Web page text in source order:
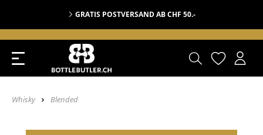
GRATIS POSTVERSAND AB CHF 50.-
Whisky Blended